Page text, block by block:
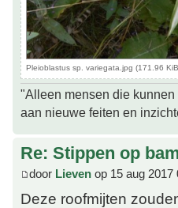
Pleioblastus sp. variegata.jpg (171.96
"Alleen mensen die
aan nieuwe feiten en
Re: Stippen op
door Lieven op 15 aug 2017
Deze roofmijten